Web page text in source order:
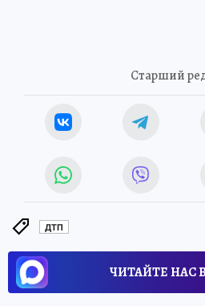
Старший
ДТП
ЧИТАЙТЕ НАС